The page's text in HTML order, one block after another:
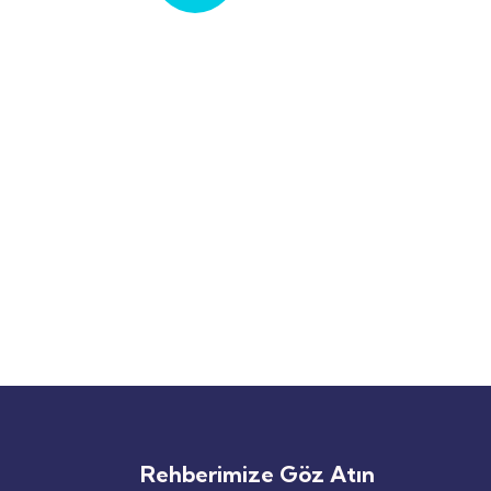
Rehberimize Göz Atın